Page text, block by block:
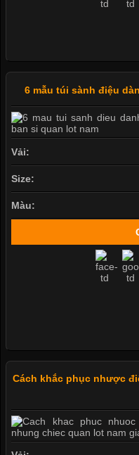
6 mẫu túi sành điệu
Vải:
Size:
Màu:
Cách khắc phục nhược